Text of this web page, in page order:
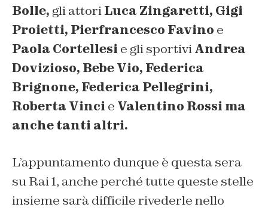
Bolle, gli attoriLuca Zingaretti, Gigi
Proietti, Pierfrancesco Favino e
Paola Cortellesi e gli sportiviAndrea
Dovizioso, Bebe Vio, Federica
Brignone, Federica Pellegrini,
Roberta Vinci e Valentino Rossi ma
anche tanti altri.
L’appuntamento dunque è questa sera
su Rai 1, anche perché tutte queste stelle
insieme sarà difficile rivederle nello